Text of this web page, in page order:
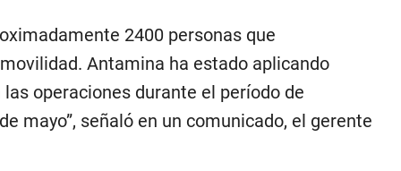
2400 personas que
Antamina ha estado aplicando
operaciones durante el período de
mayo”, señaló en un comunicado, el gerente